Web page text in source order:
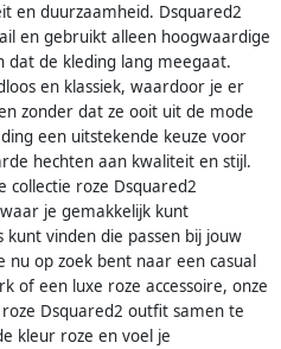
en duurzaamheid. Dsquared2
en gebruikt alleen hoogwaardige
de kleding lang meegaat.
en klassiek, waardoor je er
zonder dat ze ooit uit de mode
een uitstekende keuze voor
hechten aan kwaliteit en stijl.
collectie roze Dsquared2
je gemakkelijk kunt
vinden die passen bij jouw
op zoek bent naar een casual
of een luxe roze accessoire, onze
Dsquared2 outfit samen te
kleur roze en voel je